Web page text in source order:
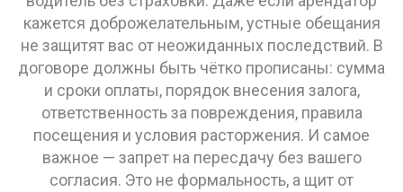
кажется доброжелательным, устные обещания
не защитят вас от неожиданных последствий. В
договоре должны быть чётко прописаны: сумма
и сроки оплаты, порядок внесения залога,
ответственность за повреждения, правила
посещения и условия расторжения. И самое
важное — запрет на пересдачу без вашего
согласия. Это не формальность, а щит от